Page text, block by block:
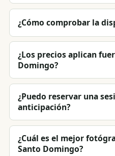
¿Cómo comprobar la
¿Los precios aplican
Domingo?
¿Puedo reservar una
anticipación?
¿Cuál es el mejor
Santo Domingo?